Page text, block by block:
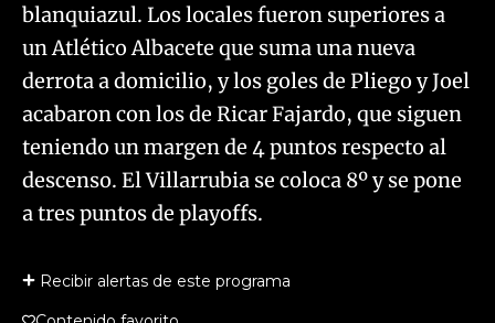
blanquiazul. Los locales fueron superiores a
un Atlético Albacete que suma una nueva
derrota a domicilio, y los goles de Pliego y Joel
acabaron con los de Ricar Fajardo, que siguen
teniendo un margen de 4 puntos respecto al
descenso. El Villarrubia se coloca 8º y se pone
a tres puntos de playoffs.
Recibir alertas de este programa